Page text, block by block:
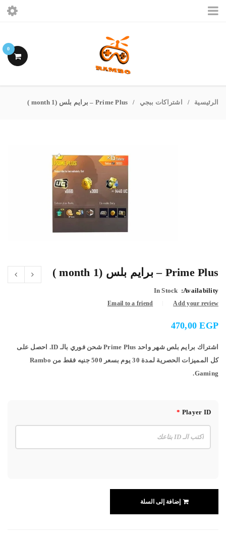
الرئيسيه
ببجى موبايل
0
الرئيسية / اشتراكات ببجي / Prime Plus – برايم بلس (1 month )
Prime Plus – برايم بلس (1 month )
Availability:
In Stock
Add your review
Email to a friend
470,00EGP
اشتراك برايم بلص شهر واحد Prime Plus شحن فوري بالـ ID. احصل على
كل المميزات الحصرية لمدة 30 يوم بسعر 500 جنيه فقط من Rambo
Gaming.
Player ID
*
إضافة إلى السلة